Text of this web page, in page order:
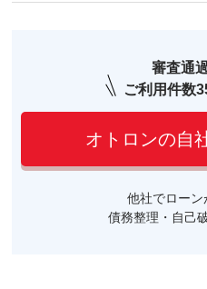
審査通
ご利用件数
オトロンの自
他社でローン
債務整理・自己